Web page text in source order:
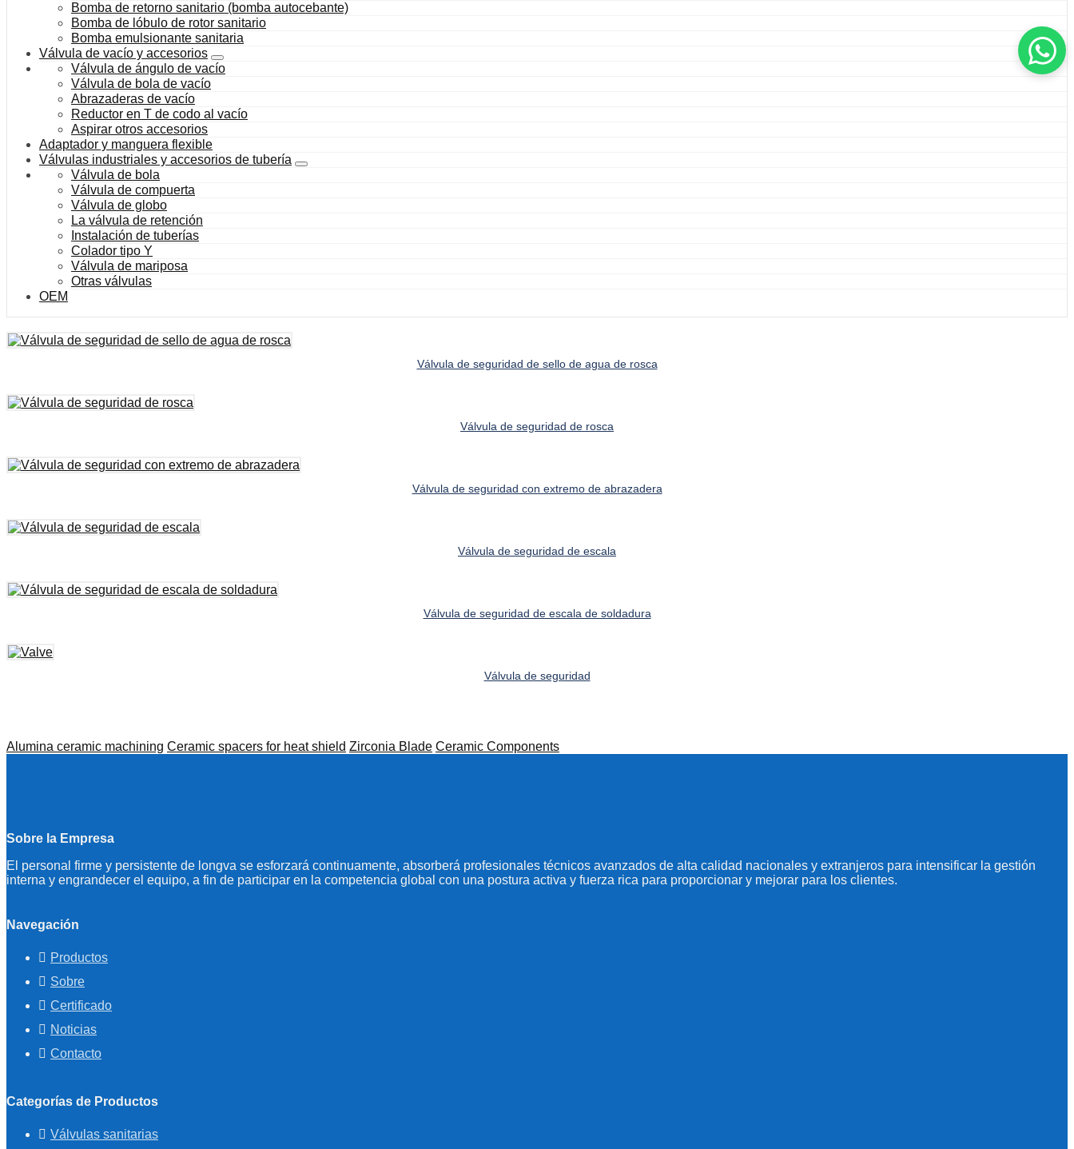
Bomba de retorno sanitario (bomba autocebante)
Bomba de lóbulo de rotor sanitario
Bomba emulsionante sanitaria
Válvula de vacío y accesorios
Válvula de ángulo de vacío
Válvula de bola de vacío
Abrazaderas de vacío
Reductor en T de codo al vacío
Aspirar otros accesorios
Adaptador y manguera flexible
Válvulas industriales y accesorios de tubería
Válvula de bola
Válvula de compuerta
Válvula de globo
La válvula de retención
Instalación de tuberías
Colador tipo Y
Válvula de mariposa
Otras válvulas
OEM
Válvula de seguridad de sello de agua de rosca
Válvula de seguridad de rosca
Válvula de seguridad con extremo de abrazadera
Válvula de seguridad de escala
Válvula de seguridad de escala de soldadura
Válvula de seguridad
Alumina ceramic machining Ceramic spacers for heat shield Zirconia Blade Ceramic Components
Sobre la Empresa
El personal firme y persistente de longva se esforzará continuamente, absorberá profesionales técnicos avanzados de alta calidad nacionales y extranjeros para intensificar la gestión
interna y engrandecer el equipo, a fin de participar en la competencia global con una postura activa y fuerza rica para proporcionar y mejorar para los clientes.
Navegación
Productos
Sobre
Certificado
Noticias
Contacto
Categorías de Productos
Válvulas sanitarias